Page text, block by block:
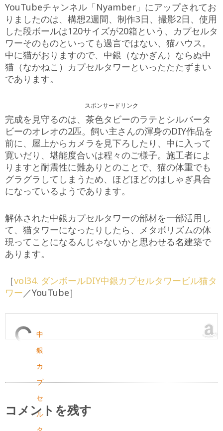
YouTubeチャンネル「Nyamber」にアップされてお
りましたのは、構想2週間、制作3日、撮影2日、使用
した段ボールは120サイズが20箱という、カプセルタ
ワーそのものといっても過言ではない、猫ハウス。
中に猫がおりますので、中銀（なかぎん）ならぬ中
猫（なかねこ）カプセルタワーといったたたずまい
であります。
スポンサードリンク
完成を見守るのは、茶色タビーのラテとシルバータ
ビーのオレオの2匹。飼い主さんの渾身のDIY作品を
前に、屋上からカメラを見下ろしたり、中に入って
寛いだり、堪能度合いは程々のご様子。施工者によ
りますと耐震性に難ありとのことで、猫の体重でも
グラグラしてしまうため、ほどほどのはしゃぎ具合
になっているようであります。
解体された中銀カプセルタワーの部材を一部活用し
て、猫タワーになったりしたら、メタボリズムの体
現ってことになるんじゃないかと思わせる名建築で
あります。
［vol34. ダンボールDIY中銀カプセルタワービル猫タ
ワー ／YouTube］
中
銀
カ
プ
セ
ル
コメントを残す